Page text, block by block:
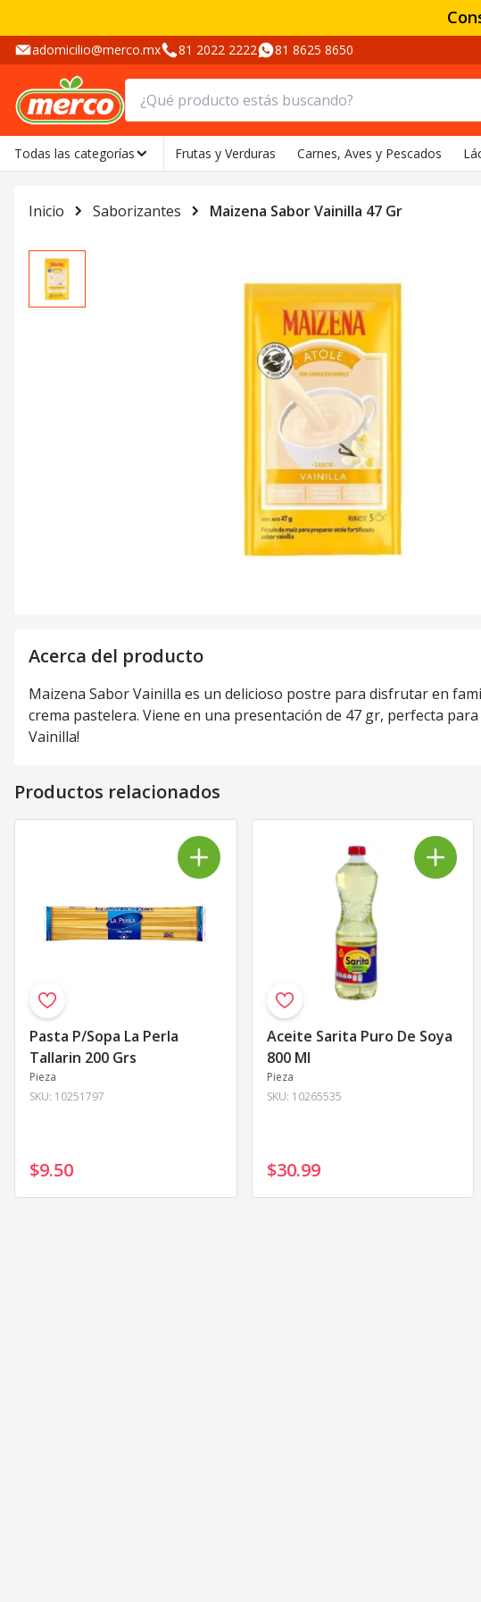
adomicilio@merco.mx 81 2022 2222 81 8625 8650
Todas las categorías Frutas y Verduras Carnes, Aves y Pescados
Inicio Saborizantes Maizena Sabor Vainilla 47 Gr
Acerca del producto
Maizena Sabor Vainilla es un delicioso postre para disfrutar en
crema pastelera. Viene en una presentación de 47 gr, perfecta
Vainilla!
Productos relacionados
Pasta P/Sopa La Perla
Tallarin 200 Grs
Pieza
SKU: 10251797
$9.50
Aceite Sarita Puro De Soya
800 Ml
Pieza
SKU: 10265535
$30.99